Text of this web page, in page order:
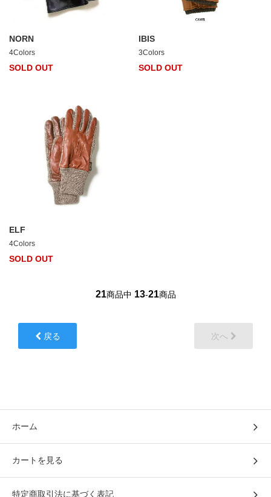
NORN
4Colors
SOLD OUT
IBIS
3Colors
SOLD OUT
ELF
4Colors
SOLD OUT
21商品中 13-21商品
戻る 次へ
ホーム
カートを見る
特定商取引法に基づく表記